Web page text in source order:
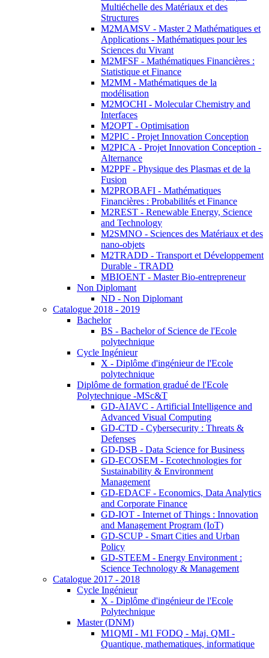
Multiéchelle des Matériaux et des
Structures
M2MAMSV - Master 2 Mathématiques et
Applications - Mathématiques pour les
Sciences du Vivant
M2MFSF - Mathématiques Financières :
Statistique et Finance
M2MM - Mathématiques de la
modélisation
M2MOCHI - Molecular Chemistry and
Interfaces
M2OPT - Optimisation
M2PIC - Projet Innovation Conception
M2PICA - Projet Innovation Conception -
Alternance
M2PPF - Physique des Plasmas et de la
Fusion
M2PROBAFI - Mathématiques
Financières : Probabilités et Finance
M2REST - Renewable Energy, Science
and Technology
M2SMNO - Sciences des Matériaux et des
nano-objets
M2TRADD - Transport et Développement
Durable - TRADD
MBIOENT - Master Bio-entrepreneur
Non Diplomant
ND - Non Diplomant
Catalogue 2018 - 2019
Bachelor
BS - Bachelor of Science de l'Ecole
polytechnique
Cycle Ingénieur
X - Diplôme d'ingénieur de l'Ecole
polytechnique
Diplôme de formation gradué de l'Ecole
Polytechnique -MSc&T
GD-AIAVC - Artificial Intelligence and
Advanced Visual Computing
GD-CTD - Cybersecurity : Threats &
Defenses
GD-DSB - Data Science for Business
GD-ECOSEM - Ecotechnologies for
Sustainability & Environment
Management
GD-EDACF - Economics, Data Analytics
and Corporate Finance
GD-IOT - Internet of Things : Innovation
and Management Program (IoT)
GD-SCUP - Smart Cities and Urban
Policy
GD-STEEM - Energy Environment :
Science Technology & Management
Catalogue 2017 - 2018
Cycle Ingénieur
X - Diplôme d'ingénieur de l'Ecole
Polytechnique
Master (DNM)
M1QMI - M1 FODQ - Maj. QMI -
Quantique, mathematiques, informatique